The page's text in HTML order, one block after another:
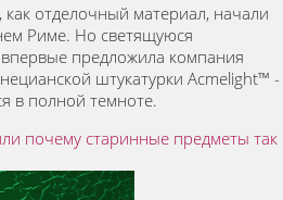
отделочный материал, начали
Риме. Но светящуюся
предложила компания
штукатурки Acmelight™ -
в полной темноте.
почему старинные предметы так